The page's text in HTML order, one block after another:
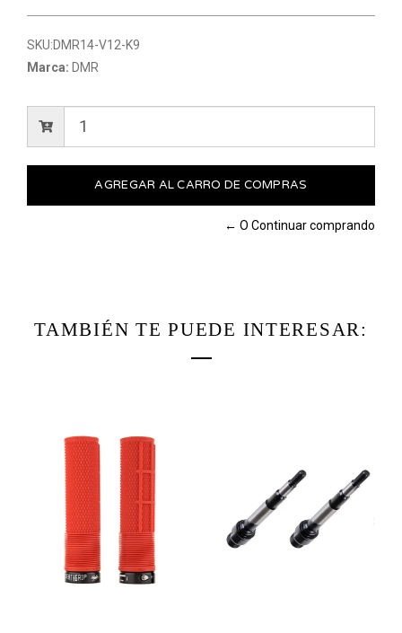
SKU:DMR14-V12-K9
Marca: DMR
← O Continuar comprando
TAMBIÉN TE PUEDE INTERESAR: